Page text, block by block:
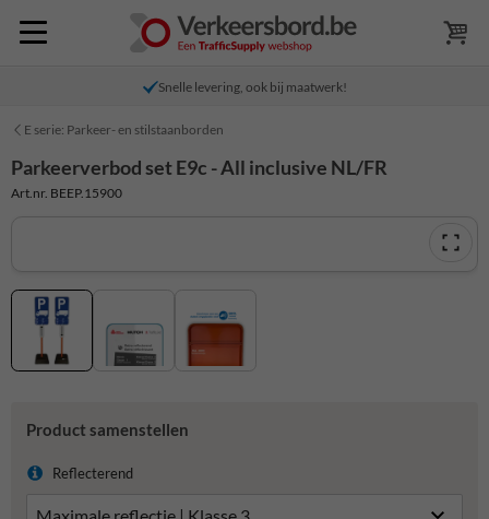
Snelle levering, ook bij maatwerk!
E serie: Parkeer- en stilstaanborden
Parkeerverbod set E9c - All inclusive NL/FR
Art.nr. BEEP.15900
Product samenstellen
Reflecterend